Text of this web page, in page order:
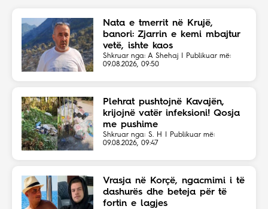
Nata e tmerrit në Krujë,
banori: Zjarrin e kemi mbajtur
vetë, ishte kaos
Shkruar nga: A Shehaj | Publikuar më:
09.08.2026, 09:50
Plehrat pushtojnë Kavajën,
krijojnë vatër infeksioni! Qosja
me pushime
Shkruar nga: S. H | Publikuar më:
09.08.2026, 09:47
Vrasja në Korçë, ngacmimi i të
dashurës dhe beteja për të
fortin e lagjes